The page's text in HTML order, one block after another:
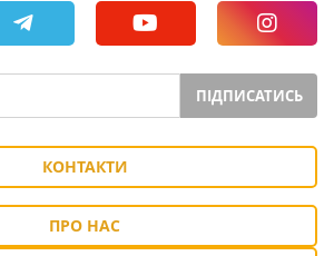
ПІДПИСАТИСЬ
КОНТАКТИ
ПРО НАС